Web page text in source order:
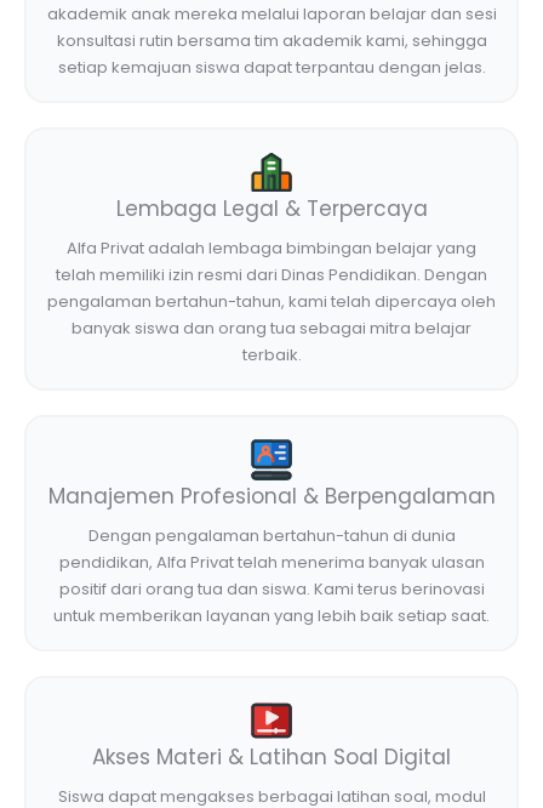
akademik anak mereka melalui laporan belajar dan sesi
konsultasi rutin bersama tim akademik kami, sehingga
setiap kemajuan siswa dapat terpantau dengan jelas.
Lembaga Legal & Terpercaya
Alfa Privat adalah lembaga bimbingan belajar yang
telah memiliki izin resmi dari Dinas Pendidikan. Dengan
pengalaman bertahun-tahun, kami telah dipercaya oleh
banyak siswa dan orang tua sebagai mitra belajar
terbaik.
Manajemen Profesional & Berpengalaman
Dengan pengalaman bertahun-tahun di dunia
pendidikan, Alfa Privat telah menerima banyak ulasan
positif dari orang tua dan siswa. Kami terus berinovasi
untuk memberikan layanan yang lebih baik setiap saat.
Akses Materi & Latihan Soal Digital
Siswa dapat mengakses berbagai latihan soal, modul